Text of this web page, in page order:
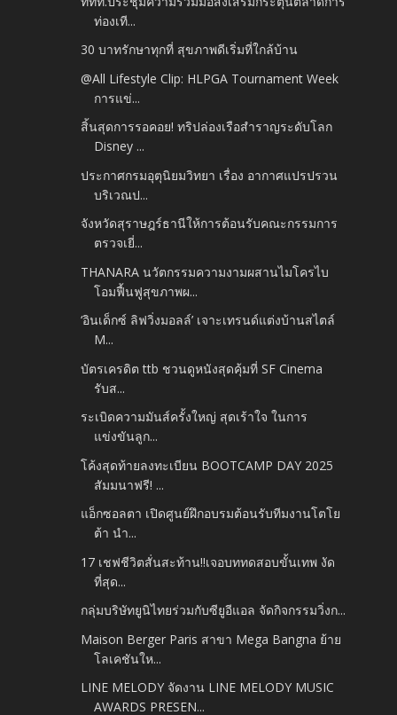
ท่องเที...
30 บาทรักษาทุกที่ สุขภาพดีเริ่มที่ใกล้บ้าน
@All Lifestyle Clip: HLPGA Tournament Week
การแข่...
สิ้นสุดการรอคอย! ทริปล่องเรือสำราญระดับโลก
Disney ...
ประกาศกรมอุตุนิยมวิทยา เรื่อง อากาศแปรปรวน
บริเวณป...
จังหวัดสุราษฎร์ธานีให้การต้อนรับคณะกรรมการ
ตรวจเยี่...
THANARA นวัตกรรมความงามผสานไมโครไบ
โอมฟื้นฟูสุขภาพผ...
‘อินเด็กซ์ ลิฟวิ่งมอลล์’ เจาะเทรนด์แต่งบ้านสไตล์
M...
บัตรเครดิต ttb ชวนดูหนังสุดคุ้มที่ SF Cinema
รับส...
ระเบิดความมันส์ครั้งใหญ่ สุดเร้าใจ ในการ
แข่งขันลูก...
โค้งสุดท้ายลงทะเบียน BOOTCAMP DAY 2025
สัมมนาฟรี! ...
แอ็กซอลตา เปิดศูนย์ฝึกอบรมต้อนรับทีมงานโตโย
ต้า นำ...
17 เชฟชีวิตสั่นสะท้าน!!เจอบททดสอบขั้นเทพ งัด
ที่สุด...
กลุ่มบริษัทยูนิไทยร่วมกับซียูอีแอล จัดกิจกรรมวิ่งก...
Maison Berger Paris สาขา Mega Bangna ย้าย
โลเคชันให...
LINE MELODY จัดงาน LINE MELODY MUSIC
AWARDS PRESEN...